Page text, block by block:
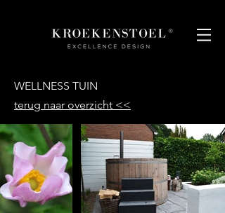
WELLNESS TUIN
terug naar overzicht <<